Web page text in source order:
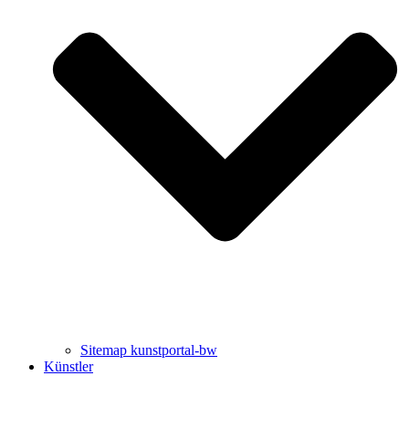
Uli Rothfuss
Harald Schwiers
Sitemap kunstportal-bw
Künstler